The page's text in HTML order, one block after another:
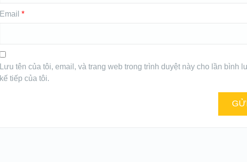
Email*
Lưu tên của tôi, email, và trang web trong trình duyệt này cho lần bình
kế tiếp của tôi.